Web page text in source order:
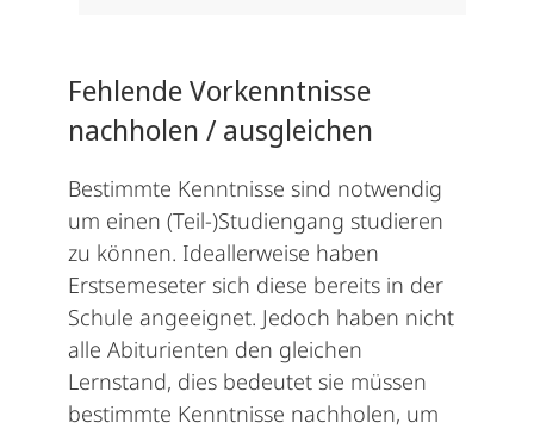
Fehlende Vorkenntnisse
nachholen / ausgleichen
Bestimmte Kenntnisse sind notwendig
um einen (Teil-)Studiengang studieren
zu können. Ideallerweise haben
Erstsemeseter sich diese bereits in der
Schule angeeignet. Jedoch haben nicht
alle Abiturienten den gleichen
Lernstand, dies bedeutet sie müssen
bestimmte Kenntnisse nachholen, um